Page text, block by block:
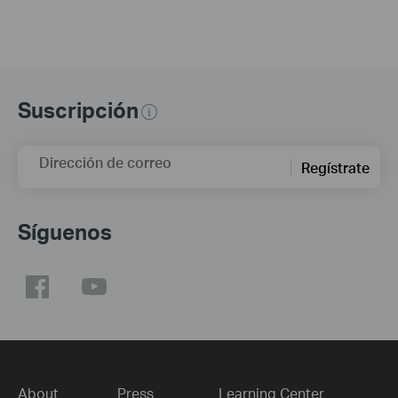
Suscripción
Dirección de correo Regístrate
Síguenos
About Press Learning Center